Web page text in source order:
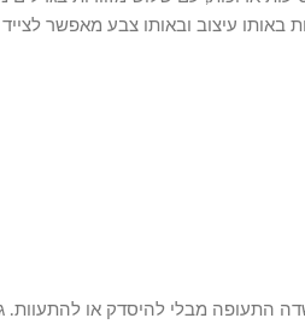
של שלוש המידות באותו עיצוב ובאותו
התעופה מבלי להיסדק או